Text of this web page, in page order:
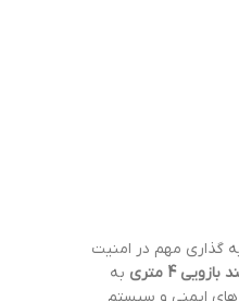
گذاری مهم در امنیت
4 متری
به
ایمنی و سیستم